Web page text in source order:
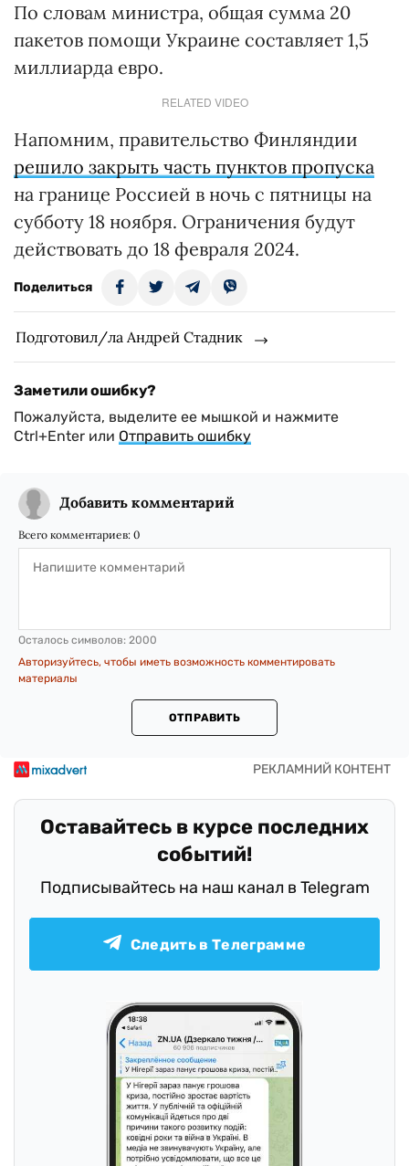
По словам министра, общая сумма 20
пакетов помощи Украине составляет 1,5
миллиарда евро.
RELATED VIDEO
Напомним, правительство Финляндии
решило закрыть часть пунктов пропуска
на границе Россией в ночь с пятницы на
субботу 18 ноября. Ограничения будут
действовать до 18 февраля 2024.
Поделиться
Подготовил/ла Андрей Стадник
Заметили ошибку?
Пожалуйста, выделите ее мышкой и нажмите
Ctrl+Enter или Отправить ошибку
Добавить комментарий
Всего комментариев: 0
Осталось символов: 2000
Авторизуйтесь, чтобы иметь возможность комментировать
материалы
ОТПРАВИТЬ
Оставайтесь в курсе последних
событий!
Подписывайтесь на наш канал в Telegram
Следить в Телеграмме